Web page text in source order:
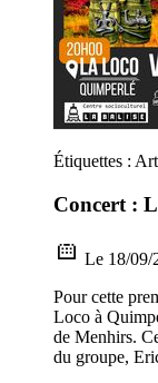
Étiquettes :
Concert :
Le 18/
Pour cette
Loco à
de Menhirs.
du groupe,